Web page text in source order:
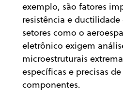
exemplo, são fatores
resistência e
setores como o
eletrônico exigem
microestruturais
específicas e precisas
componentes.